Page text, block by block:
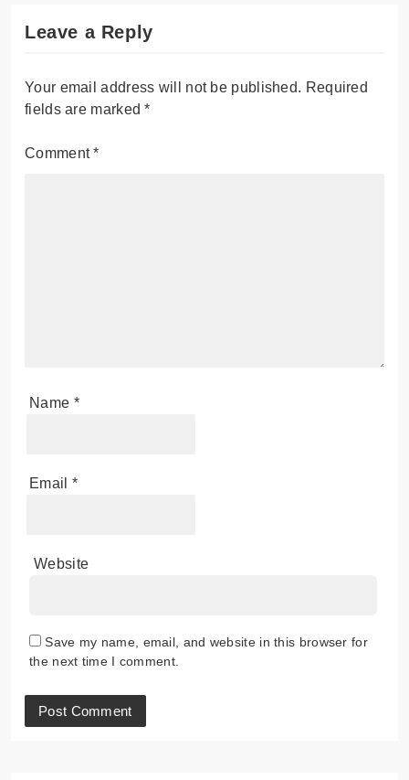
Leave a Reply
Your email address will not be published. Required
fields are marked*
Comment*
Name *
Email *
Website
Save my name, email, and website in this browser for
the next time I comment.